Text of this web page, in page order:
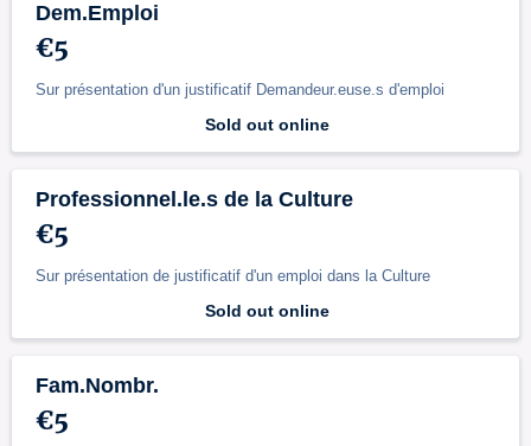
Dem.Emploi
€5
Sur présentation d'un justificatif Demandeur.euse.s d'emploi
Sold out online
Professionnel.le.s de la Culture
€5
Sur présentation de justificatif d'un emploi dans la Culture
Sold out online
Fam.Nombr.
€5